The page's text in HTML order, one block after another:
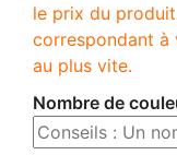
le prix du
correspondant à
au plus vite.
Nombre de